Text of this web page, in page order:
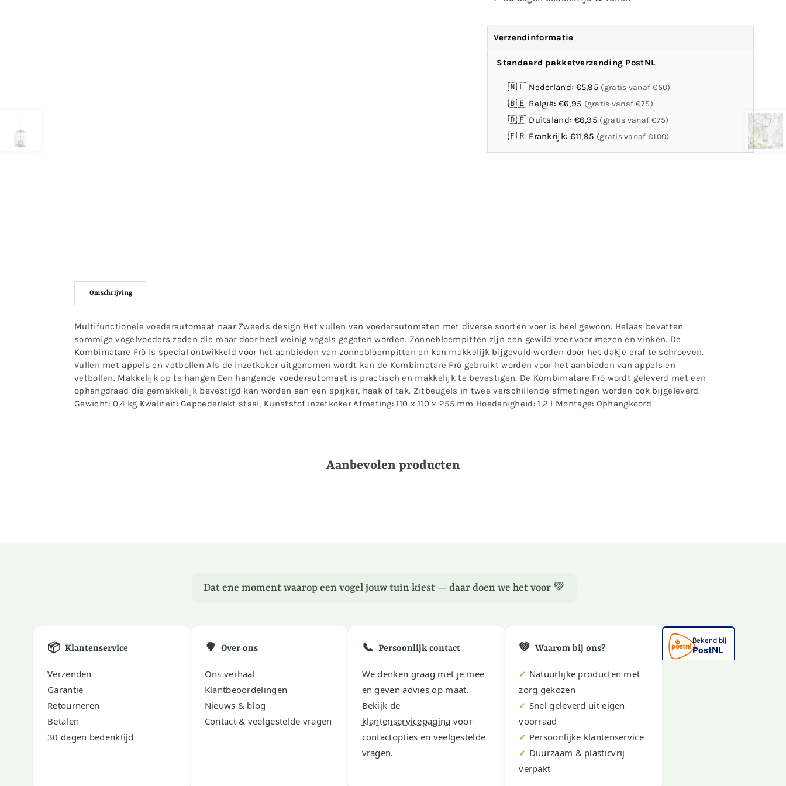
Verzendinformatie
Standaard pakketverzending PostNL
🇳🇱 Nederland: €5,95 (gratis vanaf €50)
🇧🇪 België: €6,95 (gratis vanaf €75)
🇩🇪 Duitsland: €6,95 (gratis vanaf €75)
🇫🇷 Frankrijk: €11,95 (gratis vanaf €100)
Omschrijving
Multifunctionele voederautomaat naar Zweeds design Het vullen van voederautomaten met diverse soorten voer is heel gewoon. Helaas bevatten
sommige vogelvoeders zaden die maar door heel weinig vogels gegeten worden. Zonnebloempitten zijn een gewild voer voor mezen en vinken. De
Kombimatare Frö is special ontwikkeld voor het aanbieden van zonnebloempitten en kan makkelijk bijgevuld worden door het dakje eraf te schroeven.
Vullen met appels en vetbollen Als de inzetkoker uitgenomen wordt kan de Kombimatare Frö gebruikt worden voor het aanbieden van appels en
vetbollen. Makkelijk op te hangen Een hangende voederautomaat is practisch en makkelijk te bevestigen. De Kombimatare Frö wordt geleverd met een
ophangdraad die gemakkelijk bevestigd kan worden aan een spijker, haak of tak. Zitbeugels in twee verschillende afmetingen worden ook bijgeleverd.
Gewicht: 0,4 kg Kwaliteit: Gepoederlakt staal, Kunststof inzetkoker Afmeting: 110 x 110 x 255 mm Hoedanigheid: 1,2 l Montage: Ophangkoord
Aanbevolen producten
Dat ene moment waarop een vogel jouw tuin kiest — daar doen we het voor 💚
📦 Klantenservice
Verzenden
Garantie
Retourneren
Betalen
30 dagen bedenktijd
🌳 Over ons
Ons verhaal
Klantbeoordelingen
Nieuws & blog
Contact & veelgestelde vragen
📞 Persoonlijk contact
We denken graag met je mee
en geven advies op maat.
Bekijk de
klantenservicepagina voor
contactopties en veelgestelde
vragen.
💚 Waarom bij ons?
✔ Natuurlijke producten met
zorg gekozen
✔ Snel geleverd uit eigen
voorraad
✔ Persoonlijke klantenservice
✔ Duurzaam & plasticvrij
verpakt